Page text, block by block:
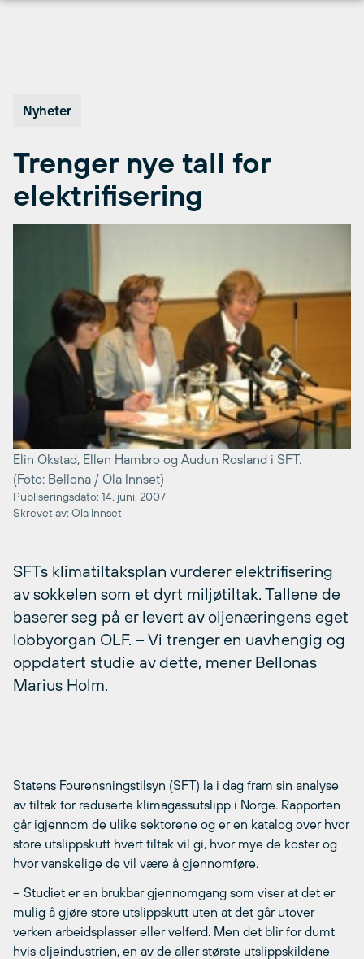
Nyheter
Trenger nye tall for
elektrifisering
Elin Okstad, Ellen Hambro og Audun Rosland i SFT.
(Foto: Bellona / Ola Innset)
Publiseringsdato: 14. juni, 2007
Skrevet av: Ola Innset
SFTs klimatiltaksplan vurderer elektrifisering
av sokkelen som et dyrt miljøtiltak. Tallene de
baserer seg på er levert av oljenæringens eget
lobbyorgan OLF. – Vi trenger en uavhengig og
oppdatert studie av dette, mener Bellonas
Marius Holm.
Statens Fourensningstilsyn (SFT) la i dag fram sin analyse
av tiltak for reduserte klimagassutslipp i Norge. Rapporten
går igjennom de ulike sektorene og er en katalog over hvor
store utslippskutt hvert tiltak vil gi, hvor mye de koster og
hvor vanskelige de vil være å gjennomføre.
– Studiet er en brukbar gjennomgang som viser at det er
mulig å gjøre store utslippskutt uten at det går utover
verken arbeidsplasser eller velferd. Men det blir for dumt
hvis oljeindustrien, en av de aller største utslippskildene